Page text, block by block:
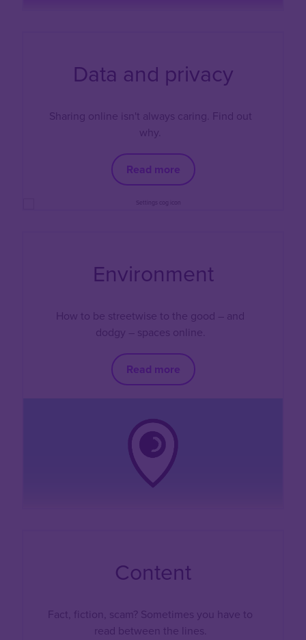
Data and privacy
Sharing online isn't always caring. Find out
why.
Read more
Environment
How to be streetwise to the good – and
dodgy – spaces online.
Read more
Content
Fact, fiction, scam? Sometimes you have to
read between the lines.